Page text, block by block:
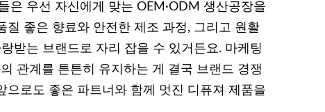
은 우선 자신에게 맞는 OEM·ODM 생산공장을
질 좋은 향료와 안전한 제조 과정, 그리고 원활
받는 브랜드로 자리 잡을 수 있거든요. 마케팅
관계를 튼튼히 유지하는 게 결국 브랜드 경쟁
으로도 좋은 파트너와 함께 멋진 디퓨져 제품을